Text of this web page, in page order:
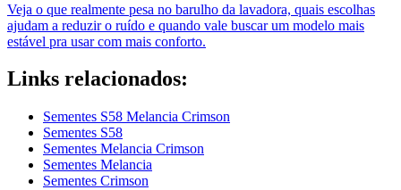
Veja o que realmente pesa no barulho da lavadora, quais escolhas
ajudam a reduzir o ruído e quando vale buscar um modelo mais
estável pra usar com mais conforto.
Links relacionados:
Sementes S58 Melancia Crimson
Sementes S58
Sementes Melancia Crimson
Sementes Melancia
Sementes Crimson